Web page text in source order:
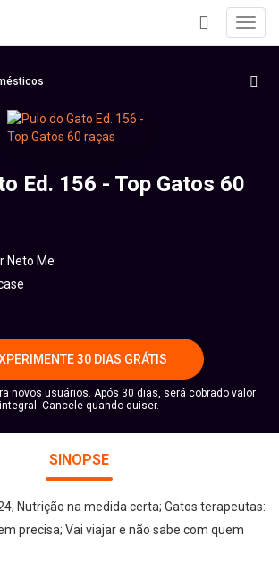
+
Ed. 156 - Top Gatos 60
Neto Me
30 DIAS GRÁTIS
novos usuários. Após 30 dias, será cobrado valor
integral. Cancele quando quiser.
SINOPSE
Nutrição na medida certa; Gatos terapeutas:
precisa; Vai viajar e não sabe com quem